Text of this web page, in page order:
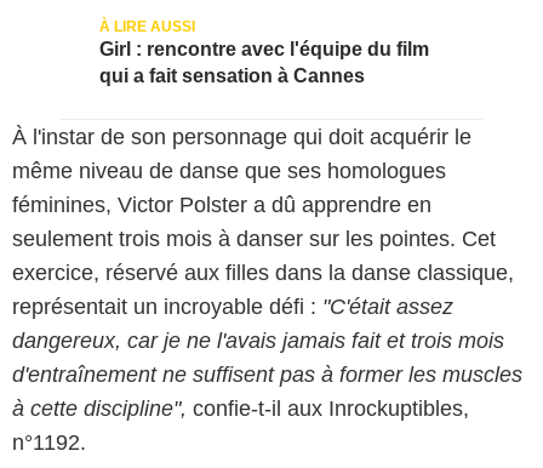
Girl : rencontre avec l'équipe du film
qui a fait sensation à Cannes
À l'instar de son personnage qui doit acquérir le
même niveau de danse que ses homologues
féminines, Victor Polster a dû apprendre en
seulement trois mois à danser sur les pointes. Cet
exercice, réservé aux filles dans la danse classique,
représentait un incroyable défi : "C'était assez
dangereux, car je ne l'avais jamais fait et trois mois
d'entraînement ne suffisent pas à former les muscles
à cette discipline", confie-t-il aux Inrockuptibles,
n°1192.